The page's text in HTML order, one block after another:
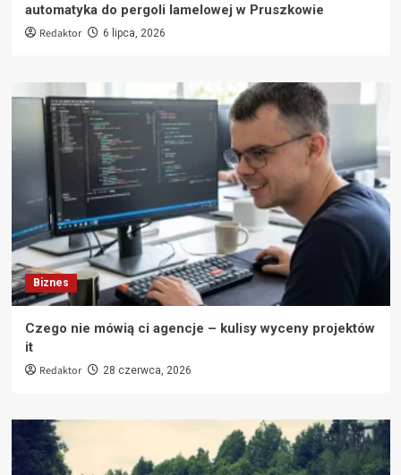
automatyka do pergoli lamelowej w Pruszkowie
Redaktor 6 lipca, 2026
Biznes
Czego nie mówią ci agencje – kulisy wyceny projektów
it
Redaktor 28 czerwca, 2026